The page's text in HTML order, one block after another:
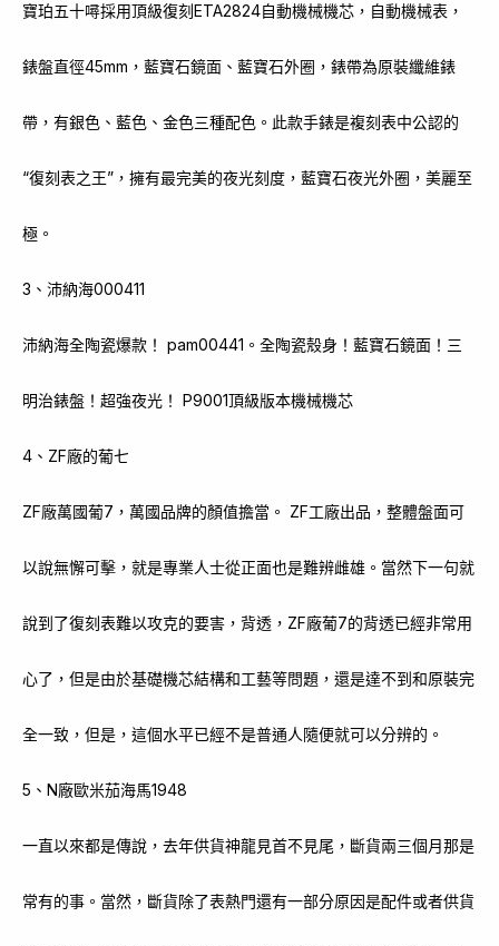
寶珀五十噚採用頂級復刻ETA2824自動機械機芯，自動機械表，
錶盤直徑45mm，藍寶石鏡面、藍寶石外圈，錶帶為原裝纖維錶
帶，有銀色、藍色、金色三種配色。此款手錶是複刻表中公認的
“復刻表之王”，擁有最完美的夜光刻度，藍寶石夜光外圈，美麗至
極。
3、沛納海000411
沛納海全陶瓷爆款！ pam00441。全陶瓷殼身！藍寶石鏡面！三
明治錶盤！超強夜光！ P9001頂級版本機械機芯
4、ZF廠的葡七
ZF廠萬國葡7，萬國品牌的顏值擔當。 ZF工廠出品，整體盤面可
以說無懈可擊，就是專業人士從正面也是難辨雌雄。當然下一句就
說到了復刻表難以攻克的要害，背透，ZF廠葡7的背透已經非常用
心了，但是由於基礎機芯結構和工藝等問題，還是達不到和原裝完
全一致，但是，這個水平已經不是普通人隨便就可以分辨的。
5、N廠歐米茄海馬1948
一直以來都是傳說，去年供貨神龍見首不見尾，斷貨兩三個月那是
常有的事。當然，斷貨除了表熱門還有一部分原因是配件或者供貨